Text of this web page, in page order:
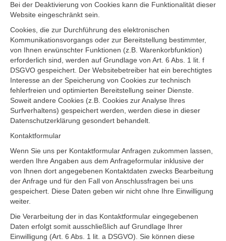
Bei der Deaktivierung von Cookies kann die Funktionalität dieser
Website eingeschränkt sein.
Cookies, die zur Durchführung des elektronischen
Kommunikationsvorgangs oder zur Bereitstellung bestimmter,
von Ihnen erwünschter Funktionen (z.B. Warenkorbfunktion)
erforderlich sind, werden auf Grundlage von Art. 6 Abs. 1 lit. f
DSGVO gespeichert. Der Websitebetreiber hat ein berechtigtes
Interesse an der Speicherung von Cookies zur technisch
fehlerfreien und optimierten Bereitstellung seiner Dienste.
Soweit andere Cookies (z.B. Cookies zur Analyse Ihres
Surfverhaltens) gespeichert werden, werden diese in dieser
Datenschutzerklärung gesondert behandelt.
Kontaktformular
Wenn Sie uns per Kontaktformular Anfragen zukommen lassen,
werden Ihre Angaben aus dem Anfrageformular inklusive der
von Ihnen dort angegebenen Kontaktdaten zwecks Bearbeitung
der Anfrage und für den Fall von Anschlussfragen bei uns
gespeichert. Diese Daten geben wir nicht ohne Ihre Einwilligung
weiter.
Die Verarbeitung der in das Kontaktformular eingegebenen
Daten erfolgt somit ausschließlich auf Grundlage Ihrer
Einwilligung (Art. 6 Abs. 1 lit. a DSGVO). Sie können diese